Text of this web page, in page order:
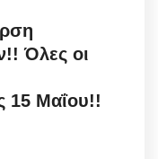
Όλες οι
15 Μαΐου!!